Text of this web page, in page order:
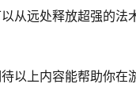
从远处释放超强的法
以上内容能帮助你在